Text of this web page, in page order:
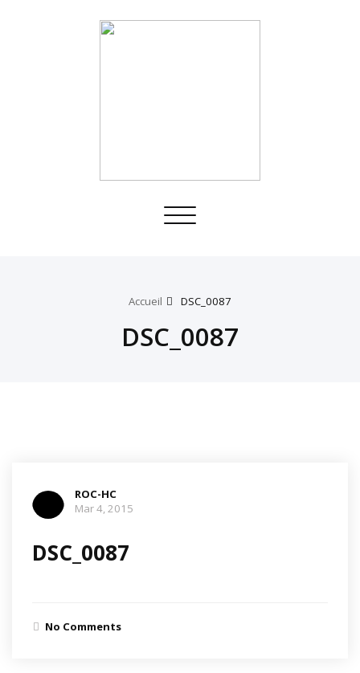
Toggle
Accueil DSC_0087
DSC_0087
ROC-HC
Mar 4, 2015
DSC_0087
No Comments